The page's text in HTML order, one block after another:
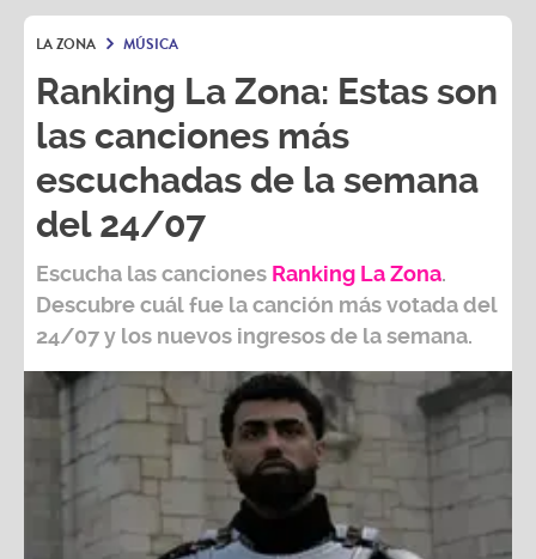
LA ZONA MÚSICA
Ranking La Zona: Estas son
las canciones más
escuchadas de la semana
del 24/07
Escucha las canciones Ranking La Zona.
Descubre cuál fue la canción más votada del
24/07y los nuevos ingresos de la semana.